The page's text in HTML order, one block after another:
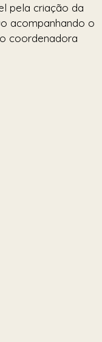
pela criação da
acompanhando o
coordenadora